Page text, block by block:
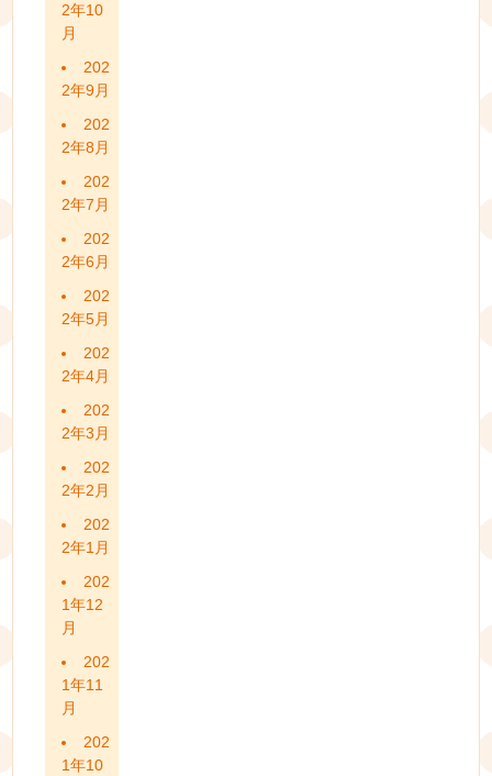
2年10
月
202
2年9月
202
2年8月
202
2年7月
202
2年6月
202
2年5月
202
2年4月
202
2年3月
202
2年2月
202
2年1月
202
1年12
月
202
1年11
月
202
1年10